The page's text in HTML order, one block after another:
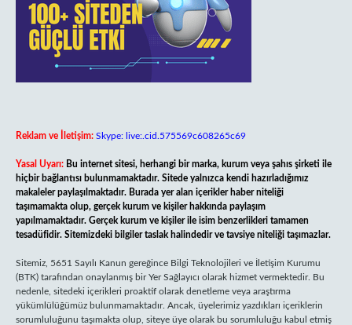
Reklam ve İletişim: Skype: live:.cid.575569c608265c69
Yasal Uyarı: Bu internet sitesi, herhangi bir marka, kurum veya şahıs şirketi ile
hiçbir bağlantısı bulunmamaktadır. Sitede yalnızca kendi hazırladığımız
makaleler paylaşılmaktadır. Burada yer alan içerikler haber niteliği
taşımamakta olup, gerçek kurum ve kişiler hakkında paylaşım
yapılmamaktadır. Gerçek kurum ve kişiler ile isim benzerlikleri tamamen
tesadüfidir. Sitemizdeki bilgiler taslak halindedir ve tavsiye niteliği taşımazlar.
Sitemiz, 5651 Sayılı Kanun gereğince Bilgi Teknolojileri ve İletişim Kurumu
(BTK) tarafından onaylanmış bir Yer Sağlayıcı olarak hizmet vermektedir. Bu
nedenle, sitedeki içerikleri proaktif olarak denetleme veya araştırma
yükümlülüğümüz bulunmamaktadır. Ancak, üyelerimiz yazdıkları içeriklerin
sorumluluğunu taşımakta olup, siteye üye olarak bu sorumluluğu kabul etmiş